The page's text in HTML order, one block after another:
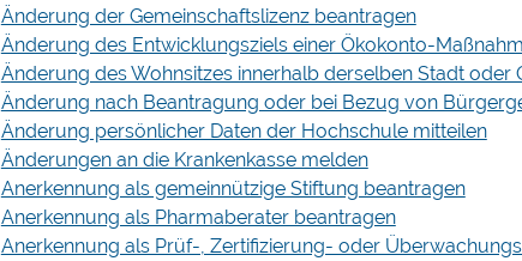
Änderung der Gemeinschaftslizenz beantragen
Änderung des Entwicklungsziels einer Ökokonto-
Änderung des Wohnsitzes innerhalb derselben Stadt oder
Änderung nach Beantragung oder bei Bezug von
Änderung persönlicher Daten der Hochschule mitteilen
Änderungen an die Krankenkasse melden
Anerkennung als gemeinnützige Stiftung beantragen
Anerkennung als Pharmaberater beantragen
Anerkennung als Prüf-, Zertifizierung- oder